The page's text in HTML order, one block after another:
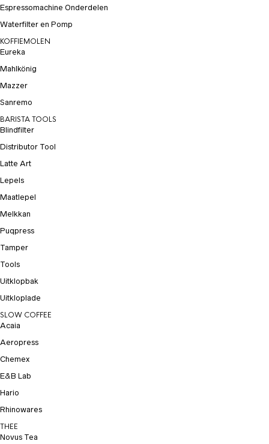
Espressomachine Onderdelen
Waterfilter en Pomp
KOFFIEMOLEN
Eureka
Mahlkönig
Mazzer
Sanremo
BARISTA TOOLS
Blindfilter
Distributor Tool
Latte Art
Lepels
Maatlepel
Melkkan
Puqpress
Tamper
Tools
Uitklopbak
Uitkloplade
SLOW COFFEE
Acaia
Aeropress
Chemex
E&B Lab
Hario
Rhinowares
THEE
Novus Tea